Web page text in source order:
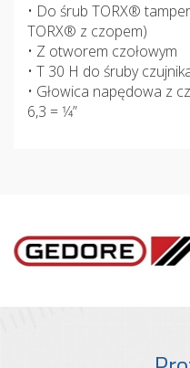
• Do śrub TORX®
TORX® z czopem)
• Z otworem czołowym
• T 30 H do śruby
• Głowica napędowa z
6,3 = 1⁄4”